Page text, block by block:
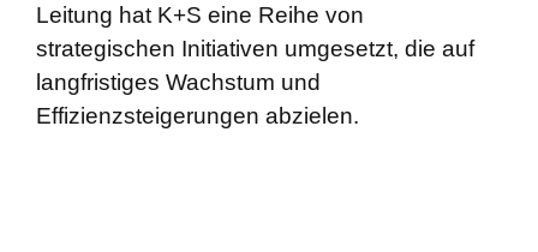
Leitung hat K+S eine Reihe von
strategischen Initiativen umgesetzt, die auf
langfristiges Wachstum und
Effizienzsteigerungen abzielen.